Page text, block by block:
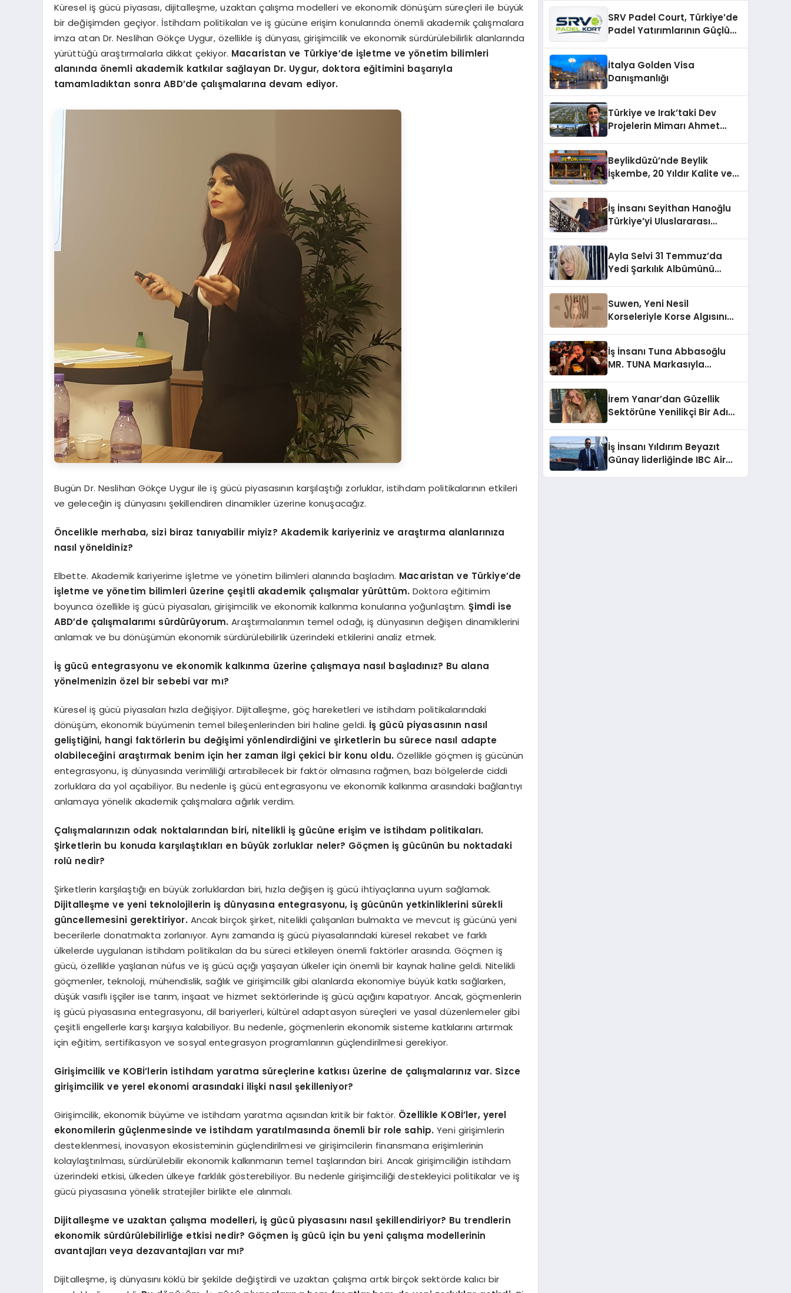
Küresel iş gücü piyasası, dijitalleşme, uzaktan çalışma modelleri ve ekonomik dönüşüm süreçleri ile büyük
bir değişimden geçiyor. İstihdam politikaları ve iş gücüne erişim konularında önemli akademik çalışmalara
imza atan Dr. Neslihan Gökçe Uygur, özellikle iş dünyası, girişimcilik ve ekonomik sürdürülebilirlik alanlarında
yürüttüğü araştırmalarla dikkat çekiyor. Macaristan ve Türkiye’de işletme ve yönetim bilimleri
alanında önemli akademik katkılar sağlayan Dr. Uygur, doktora eğitimini başarıyla
tamamladıktan sonra ABD’de çalışmalarına devam ediyor.
Bugün Dr. Neslihan Gökçe Uygur ile iş gücü piyasasının karşılaştığı zorluklar, istihdam politikalarının etkileri
ve geleceğin iş dünyasını şekillendiren dinamikler üzerine konuşacağız.
Öncelikle merhaba, sizi biraz tanıyabilir miyiz? Akademik kariyeriniz ve araştırma alanlarınıza
nasıl yöneldiniz?
Elbette. Akademik kariyerime işletme ve yönetim bilimleri alanında başladım. Macaristan ve Türkiye’de
işletme ve yönetim bilimleri üzerine çeşitli akademik çalışmalar yürüttüm. Doktora eğitimim
boyunca özellikle iş gücü piyasaları, girişimcilik ve ekonomik kalkınma konularına yoğunlaştım.Şimdi ise
ABD’de çalışmalarımı sürdürüyorum. Araştırmalarımın temel odağı, iş dünyasının değişen dinamiklerini
anlamak ve bu dönüşümün ekonomik sürdürülebilirlik üzerindeki etkilerini analiz etmek.
İş gücü entegrasyonu ve ekonomik kalkınma üzerine çalışmaya nasıl başladınız? Bu alana
yönelmenizin özel bir sebebi var mı?
Küresel iş gücü piyasaları hızla değişiyor. Dijitalleşme, göç hareketleri ve istihdam politikalarındaki
dönüşüm, ekonomik büyümenin temel bileşenlerinden biri haline geldi. İş gücü piyasasının nasıl
geliştiğini, hangi faktörlerin bu değişimi yönlendirdiğini ve şirketlerin bu sürece nasıl adapte
olabileceğini araştırmak benim için her zaman ilgi çekici bir konu oldu. Özellikle göçmen iş gücünün
entegrasyonu, iş dünyasında verimliliği artırabilecek bir faktör olmasına rağmen, bazı bölgelerde ciddi
zorluklara da yol açabiliyor. Bu nedenle iş gücü entegrasyonu ve ekonomik kalkınma arasındaki bağlantıyı
anlamaya yönelik akademik çalışmalara ağırlık verdim.
Çalışmalarınızın odak noktalarından biri, nitelikli iş gücüne erişim ve istihdam politikaları.
Şirketlerin bu konuda karşılaştıkları en büyük zorluklar neler? Göçmen iş gücünün bu noktadaki
rolü nedir?
Şirketlerin karşılaştığı en büyük zorluklardan biri, hızla değişen iş gücü ihtiyaçlarına uyum sağlamak.
Dijitalleşme ve yeni teknolojilerin iş dünyasına entegrasyonu, iş gücünün yetkinliklerini sürekli
güncellemesini gerektiriyor. Ancak birçok şirket, nitelikli çalışanları bulmakta ve mevcut iş gücünü yeni
becerilerle donatmakta zorlanıyor. Aynı zamanda iş gücü piyasalarındaki küresel rekabet ve farklı
ülkelerde uygulanan istihdam politikaları da bu süreci etkileyen önemli faktörler arasında. Göçmen iş
gücü, özellikle yaşlanan nüfus ve iş gücü açığı yaşayan ülkeler için önemli bir kaynak haline geldi. Nitelikli
göçmenler, teknoloji, mühendislik, sağlık ve girişimcilik gibi alanlarda ekonomiye büyük katkı sağlarken,
düşük vasıflı işçiler ise tarım, inşaat ve hizmet sektörlerinde iş gücü açığını kapatıyor. Ancak, göçmenlerin
iş gücü piyasasına entegrasyonu, dil bariyerleri, kültürel adaptasyon süreçleri ve yasal düzenlemeler gibi
çeşitli engellerle karşı karşıya kalabiliyor. Bu nedenle, göçmenlerin ekonomik sisteme katkılarını artırmak
için eğitim, sertifikasyon ve sosyal entegrasyon programlarının güçlendirilmesi gerekiyor.
Girişimcilik ve KOBİ’lerin istihdam yaratma süreçlerine katkısı üzerine de çalışmalarınız var. Sizce
girişimcilik ve yerel ekonomi arasındaki ilişki nasıl şekilleniyor?
Girişimcilik, ekonomik büyüme ve istihdam yaratma açısından kritik bir faktör. Özellikle KOBİ’ler, yerel
ekonomilerin güçlenmesinde ve istihdam yaratılmasında önemli bir role sahip. Yeni girişimlerin
desteklenmesi, inovasyon ekosisteminin güçlendirilmesi ve girişimcilerin finansmana erişimlerinin
kolaylaştırılması, sürdürülebilir ekonomik kalkınmanın temel taşlarından biri. Ancak girişimciliğin istihdam
üzerindeki etkisi, ülkeden ülkeye farklılık gösterebiliyor. Bu nedenle girişimciliği destekleyici politikalar ve iş
gücü piyasasına yönelik stratejiler birlikte ele alınmalı.
Dijitalleşme ve uzaktan çalışma modelleri, iş gücü piyasasını nasıl şekillendiriyor? Bu trendlerin
ekonomik sürdürülebilirliğe etkisi nedir? Göçmen iş gücü için bu yeni çalışma modellerinin
avantajları veya dezavantajları var mı?
Dijitalleşme, iş dünyasını köklü bir şekilde değiştirdi ve uzaktan çalışma artık birçok sektörde kalıcı bir
SRV Padel Court, Türkiye’de
Padel Yatırımlarının Güçlü
İtalya Golden Visa
Danışmanlığı
Türkiye ve Irak’taki Dev
Projelerin Mimarı Ahmet
Holding Industrial City”
Projesini Hayata Geçirecek
Beylikdüzü’nde Beylik
İşkembe, 20 Yıldır Kalite ve
İş İnsanı Seyithan Hanoğlu
Türkiye’yi Uluslararası
Ayla Selvi 31 Temmuz’da
Yedi Şarkılık Albümünü
Suwen, Yeni Nesil
Korseleriyle Korse Algısını
İş İnsanı Tuna Abbasoğlu
MR. TUNA Markasıyla
İrem Yanar’dan Güzellik
Sektörüne Yenilikçi Bir Adım:
İş İnsanı Yıldırım Beyazıt
Günay liderliğinde IBC Air